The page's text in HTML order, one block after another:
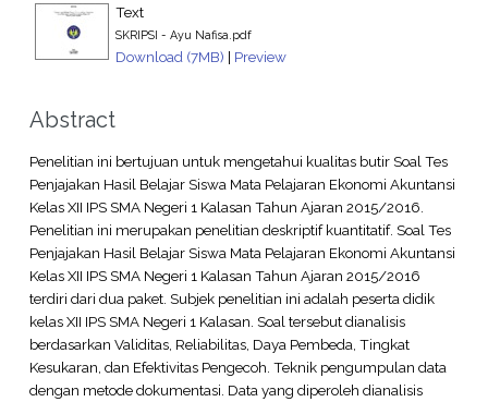
Text
SKRIPSI - Ayu Nafisa.pdf
Download (7MB) | Preview
Abstract
Penelitian ini bertujuan untuk mengetahui kualitas butir Soal Tes
Penjajakan Hasil Belajar Siswa Mata Pelajaran Ekonomi Akuntansi
Kelas XII IPS SMA Negeri 1 Kalasan Tahun Ajaran 2015/2016.
Penelitian ini merupakan penelitian deskriptif kuantitatif. Soal Tes
Penjajakan Hasil Belajar Siswa Mata Pelajaran Ekonomi Akuntansi
Kelas XII IPS SMA Negeri 1 Kalasan Tahun Ajaran 2015/2016
terdiri dari dua paket. Subjek penelitian ini adalah peserta didik
kelas XII IPS SMA Negeri 1 Kalasan. Soal tersebut dianalisis
berdasarkan Validitas, Reliabilitas, Daya Pembeda, Tingkat
Kesukaran, dan Efektivitas Pengecoh. Teknik pengumpulan data
dengan metode dokumentasi. Data yang diperoleh dianalisis